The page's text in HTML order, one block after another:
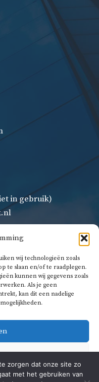
wij technologieën zoals
te slaan en/of te raadplegen.
kunnen wij gegevens zoals
Als je geen
kan dit een nadelige
in gebruik)
zorgen dat onze site zo
met het gebruiken van